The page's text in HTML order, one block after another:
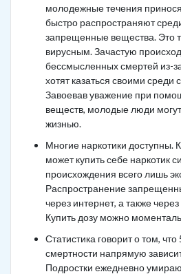
молодежные течения
быстро распространяют
запрещенные вещества. Это
вирусным. Зачастую
бессмысленных смертей из-
хотят казаться своими среди
Завоевав уважение при
веществ, молодые люди
жизнью.
Многие наркотики доступны.
может купить себе наркотик
происхождения всего лишь
Распространение
через интернет, а также
Купить дозу можно
Статистика говорит о том, что
смертности напрямую
Подростки ежедневно